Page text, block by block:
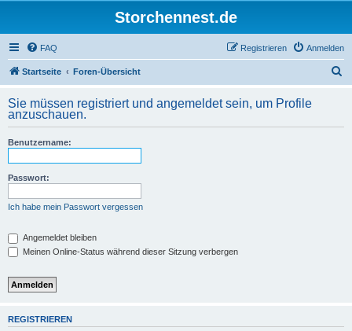
Storchennest.de
FAQ Anmelden
Registrieren
Startseite Foren-Übersicht
h
Sie müssen registriert und angemeldet sein, um Profile
anzuschauen.
Benutzername:
Passwort:
Ich habe mein Passwort vergessen
Angemeldet bleiben
Meinen Online-Status während dieser Sitzung verbergen
REGISTRIEREN